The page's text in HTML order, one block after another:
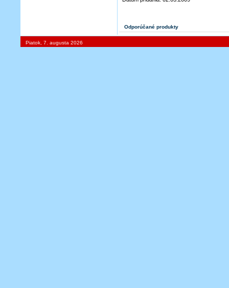
Odporúčané produkty
Piatok, 7. augusta 2026